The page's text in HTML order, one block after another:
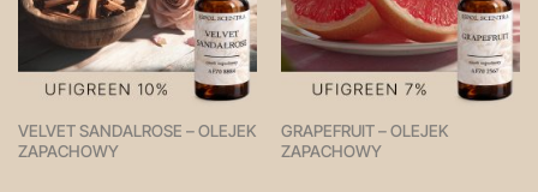
VELVET SANDALROSE – OLEJEK
ZAPACHOWY
GRAPEFRUIT – OLEJEK
ZAPACHOWY